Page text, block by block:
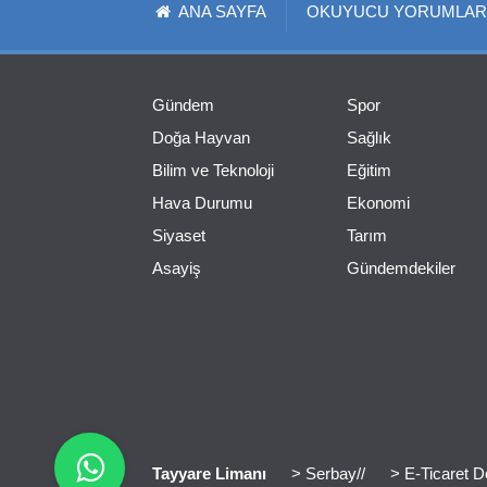
ANA SAYFA OKUYUCU
Gündem
Doğa Hayvan
Bilim ve Teknoloji
Hava Durumu
Siyaset
Asayiş
Spor
Sağlık
Eğitim
Ekonomi
Tarım
Gündemdekiler
Tayyare Limanı > Serbay// > E-Ticaret